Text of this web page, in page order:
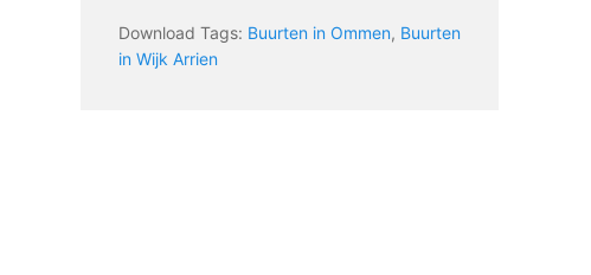
Download Tags: Buurten in Ommen, Buurten
in Wijk Arrien